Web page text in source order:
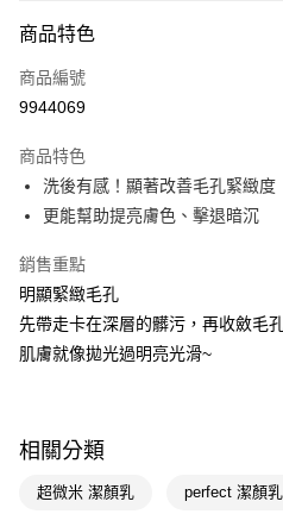
POYA支付
信用卡一次付款
LINE Pay
Apple Pay
街口支付
悠遊付
Google Pay
【關於「AFTEE先享後付」】
便利好安心！
商品特色
商品編號
9944069
商品特色
洗後有感！顯著改善毛孔緊緻度
更能幫助提亮膚色、擊退暗沉
銷售重點
明顯緊緻毛孔
先帶走卡在深層的髒污，再收斂毛
肌膚就像拋光過明亮光滑~
相關分類
超微米 潔顏乳 perfect 潔顏乳